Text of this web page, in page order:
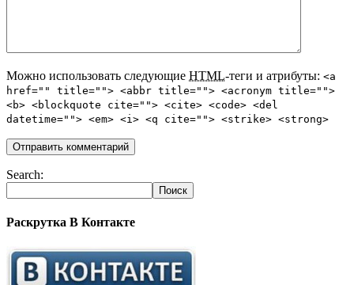
Можно использовать следующие HTML-теги и атрибуты: <a
href="" title=""> <abbr title=""> <acronym title="">
<b> <blockquote cite=""> <cite> <code> <del
datetime=""> <em> <i> <q cite=""> <strike> <strong>
Search:
Раскрутка В Контакте